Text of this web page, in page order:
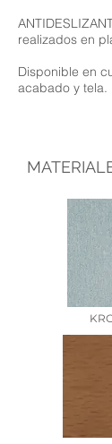
realizados en
Disponible en
acabado y tela.